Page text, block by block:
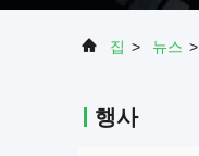
집 > 뉴스 >
행사